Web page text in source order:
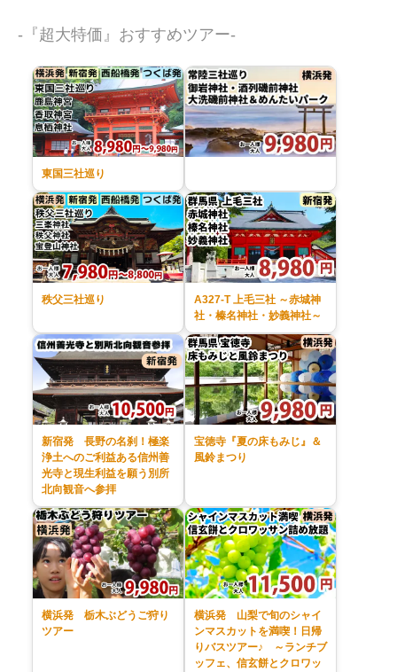
-『超大特価』おすすめツアー-
東国三社巡り
秩父三社巡り
A327-T 上毛三社 ～赤城神
社・榛名神社・妙義神社～
新宿発 長野の名刹！極楽
浄土へのご利益ある信州善
光寺と現生利益を願う別所
北向観音へ参拝
宝徳寺『夏の床もみじ』＆
風鈴まつり
横浜発 栃木ぶどうご狩り
ツアー
横浜発 山梨で旬のシャイ
ンマスカットを満喫！日帰
りバスツアー♪ ～ランチブ
ッフェ、信玄餅とクロワッ